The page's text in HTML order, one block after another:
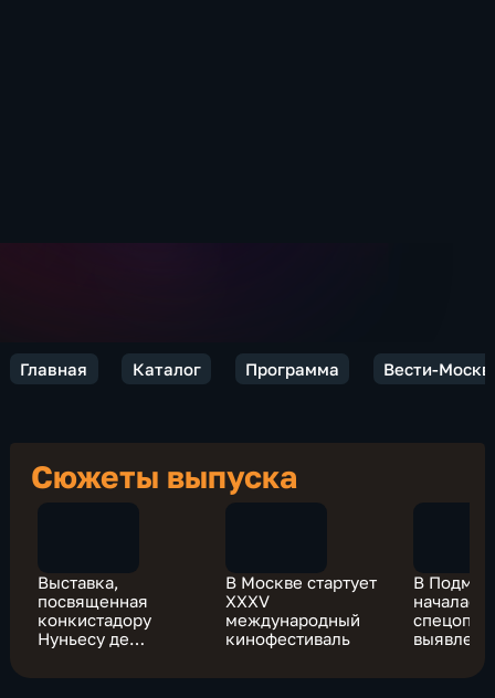
Главная Каталог Программа Вести-
Сюжеты выпуска
Выставка,
посвященная
конкистадору
Нуньесу де
В Москве стартует
XXXV
международный
кинофестиваль
В
началась